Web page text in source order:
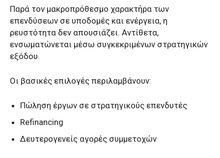
Παρά τον μακροπρόθεσμο χαρακτήρα των
επενδύσεων σε υποδομές και ενέργεια, η
ρευστότητα δεν απουσιάζει. Αντίθετα,
ενσωματώνεται μέσω συγκεκριμένων στρατηγικών
εξόδου.
Οι βασικές επιλογές περιλαμβάνουν:
Πώληση έργων σε στρατηγικούς επενδυτές
Refinancing
Δευτερογενείς αγορές συμμετοχών